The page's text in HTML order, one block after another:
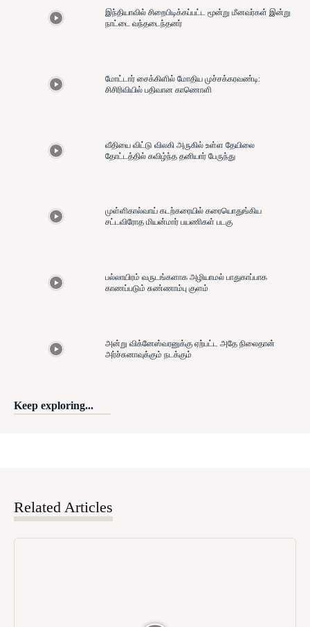
இந்தியாவில் சிறைபிடிக்கப்பட்ட மூன்று மீனவர்கள் இன்று
நாட்டை வந்தடைந்தனர்
மோட்டார் சைக்கிளில் மோதிய முச்சக்கரவண்டி:
சிசிரிவியில் பதிவான காணொளி
வீதியை விட்டு விலகி அருகில் உள்ள தேயிலை
தோட்டத்தில் கவிழ்ந்த தனியார் பேருந்து
முள்ளிகால்வாய் கடற்கரையில் கரையொதுங்கிய
சட்டவிரோத மியன்மார் பயணிகள் படகு
பல்லாயிரம் வருடங்களாக அழியாமல் பாதுகாப்பாக
காணப்படும் சுண்ணாம்பு குளம்
அன்று விக்னேஸ்வரனுக்கு ஏற்பட்ட அதே நிலைதான்
அர்ச்சுனாவுக்கும் நடக்கும்
Keep exploring...
Related Articles